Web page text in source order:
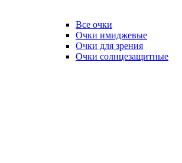
Все очки
Очки имиджевые
Очки для зрения
Очки солнцезащитные